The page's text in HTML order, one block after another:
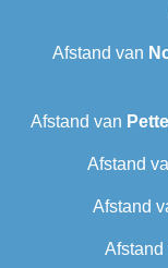
Afstand van
Afstand van
Afstand
Afstand
Afstand